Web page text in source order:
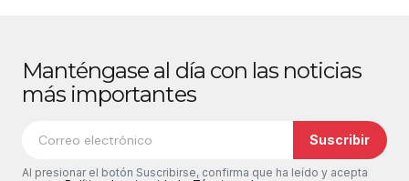
Manténgase al día con las noticias
más importantes
Suscribir
Al presionar el botón Suscribirse, confirma que ha leído y acepta